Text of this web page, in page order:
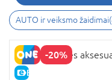
AUTO ir veiksmo žaidimai(
-20%
E-KAINA
TMNT nindzės